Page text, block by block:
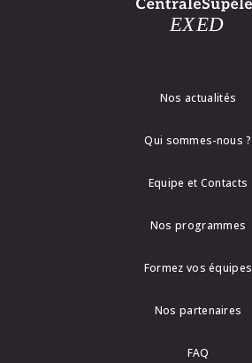
Nos actualités
Qui sommes-nous ?
Equipe et Contacts
Nos programmes
Formez vos équipes
Nos partenaires
FAQ